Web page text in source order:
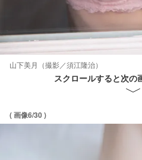
山下美月（撮影／須江隆治）
スクロールすると次の
( 画像6/30 )